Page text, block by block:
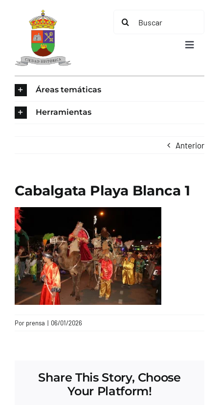
contenido
Buscar:
Toggle
CONTACTO
Áreas temáticas
Herramientas
Anterior
Cabalgata Playa Blanca 1
Por prensa | 06/01/2026
Share This Story, Choose
Your Platform!